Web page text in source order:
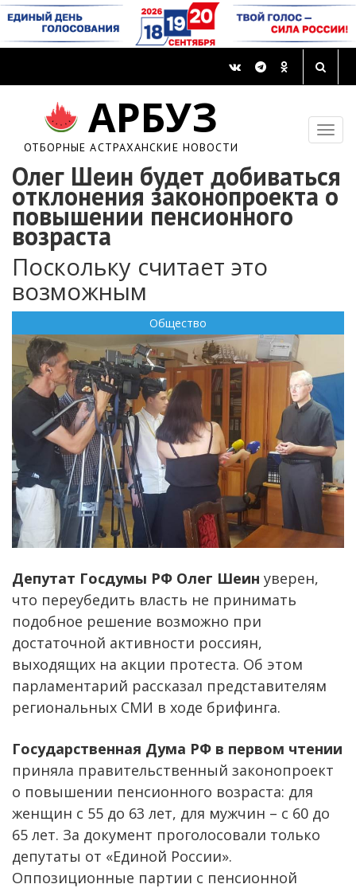
АРБУЗ
ОТБОРНЫЕ АСТРАХАНСКИЕ НОВОСТИ
Олег Шеин будет добиваться
отклонения законопроекта о
повышении пенсионного
возраста
Поскольку считает это
возможным
Общество
Депутат Госдумы РФ Олег Шеин уверен,
что переубедить власть не принимать
подобное решение возможно при
достаточной активности россиян,
выходящих на акции протеста. Об этом
парламентарий рассказал представителям
региональных СМИ в ходе брифинга.
Государственная Дума РФ в первом чтении
приняла правительственный законопроект
о повышении пенсионного возраста: для
женщин с 55 до 63 лет, для мужчин – с 60 до
65 лет. За документ проголосовали только
депутаты от «Единой России».
Оппозиционные партии с пенсионной